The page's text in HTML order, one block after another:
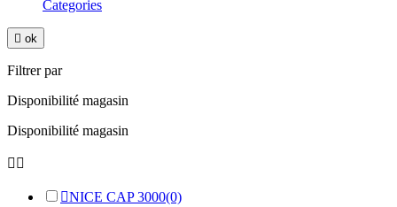
Categories
 ok
Filtrer par
Disponibilité magasin
Disponibilité magasin
 
NICE CAP 3000(0)